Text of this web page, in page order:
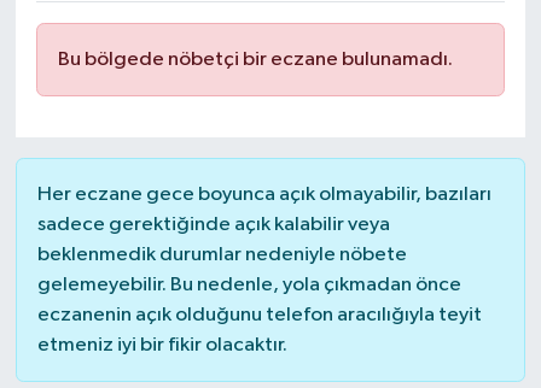
Bu bölgede nöbetçi bir eczane bulunamadı.
Her eczane gece boyunca açık olmayabilir, bazıları
sadece gerektiğinde açık kalabilir veya
beklenmedik durumlar nedeniyle nöbete
gelemeyebilir. Bu nedenle, yola çıkmadan önce
eczanenin açık olduğunu telefon aracılığıyla teyit
etmeniz iyi bir fikir olacaktır.
Genel
Gündem
Haberde İnsan
Kültür Sanat
Magazin